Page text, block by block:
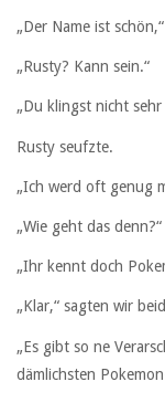
„Der Name ist
„Rusty? Kann sein.“
„Du klingst nicht
Rusty seufzte.
„Ich werd oft genug
„Wie geht das
„Ihr kennt doch
„Klar,“ sagten wir
„Es gibt so ne
dämlichsten